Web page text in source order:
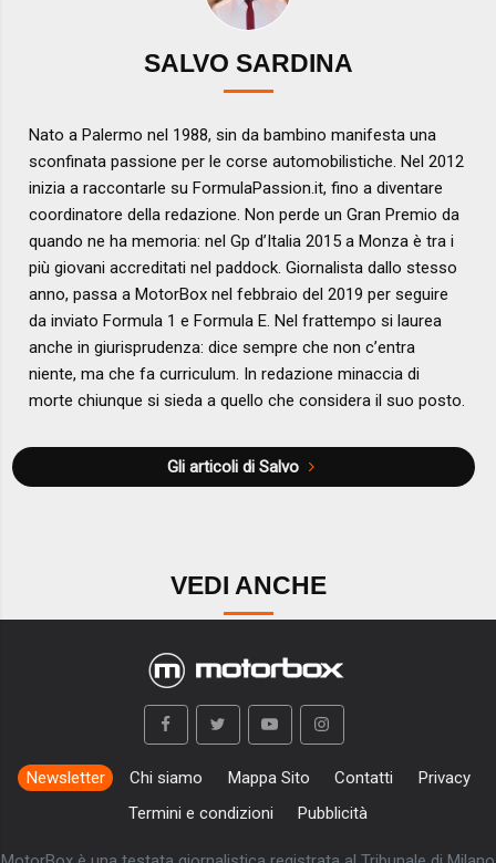
SALVO SARDINA
Nato a Palermo nel 1988, sin da bambino manifesta una
sconfinata passione per le corse automobilistiche. Nel 2012
inizia a raccontarle su FormulaPassion.it, fino a diventare
coordinatore della redazione. Non perde un Gran Premio da
quando ne ha memoria: nel Gp d’Italia 2015 a Monza è tra i
più giovani accreditati nel paddock. Giornalista dallo stesso
anno, passa a MotorBox nel febbraio del 2019 per seguire
da inviato Formula 1 e Formula E. Nel frattempo si laurea
anche in giurisprudenza: dice sempre che non c’entra
niente, ma che fa curriculum. In redazione minaccia di
morte chiunque si sieda a quello che considera il suo posto.
Gli articoli di Salvo
VEDI ANCHE
Newsletter Chi siamo Mappa Sito Contatti
Privacy
Termini e condizioni
Pubblicità